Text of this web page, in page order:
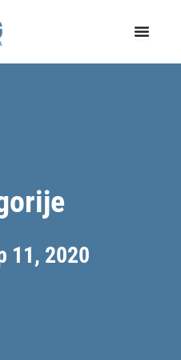
11, 2020